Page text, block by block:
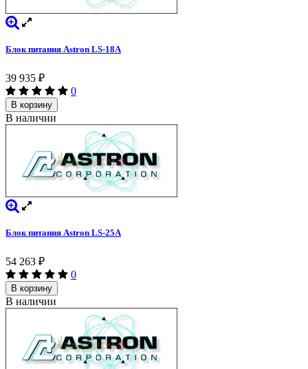
Блок питания Astron LS-18A
39 935 ₽
0
В корзину
В наличии
Блок питания Astron LS-25A
54 263 ₽
0
В корзину
В наличии